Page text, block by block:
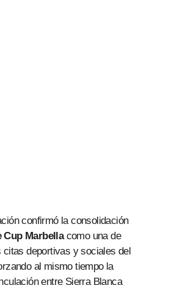
confirmó la consolidación
Cup Marbellacomo una de
citas deportivas y sociales del
al mismo tiempo la
entre Sierra Blanca